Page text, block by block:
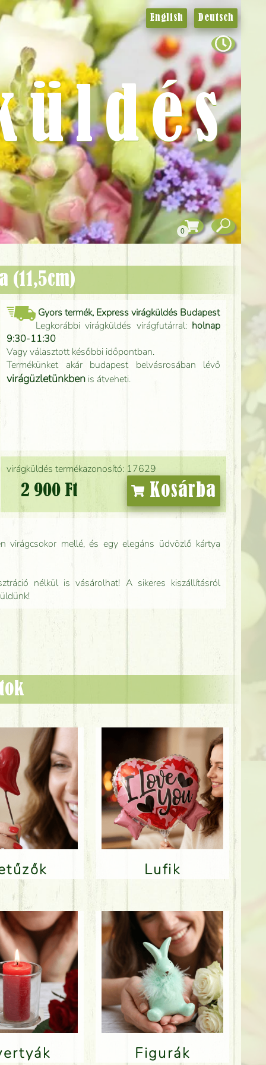
(11,5cm)
virágküldés termékazonosító: 17629
2 900 Ft Kosárba
Gyors termék, Express virágküldés Budapest
Legkorábbi virágküldés virágfutárral: holnap
9:30-11:30
Vagy választott későbbi időpontban.
Termékünket akár budapest belvásrosában lévő
virágüzletünkben is átveheti.
virágcsokor mellé, és egy elegáns üdvözlő kártya
nélkül is vásárolhat! A sikeres kiszállításról
Lufik
Figurák
English Deutsch
0